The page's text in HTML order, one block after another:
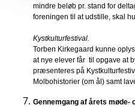
mindre beløb pr. stand for
foreningen til at udstille, skal
Kystkulturfestival.
Torben Kirkegaard kunne
at nye elever får til opgave at
præsenteres på
Molbohistorier (om ål) samt
Gennemgang af årets møde-